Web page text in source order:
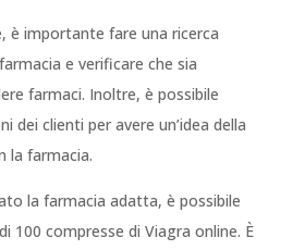
è importante fare una ricerca
e verificare che sia
farmaci. Inoltre, è possibile
dei clienti per avere un’idea della
la farmacia.
la farmacia adatta, è possibile
100 compresse di Viagra online. È